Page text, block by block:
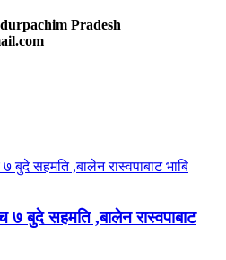
Pradesh
७ बुदे सहमति ,बालेन रास्वपाबाट